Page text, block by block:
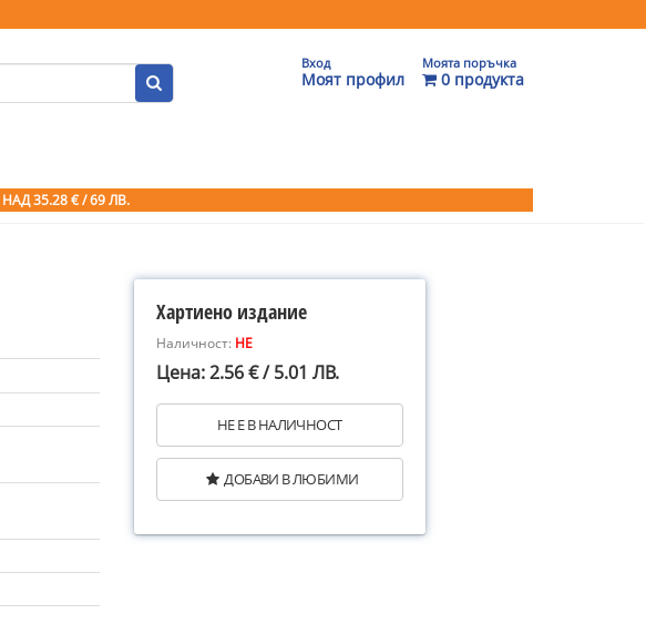
Вход
Моят профил
Моята поръчка
0 продукта
НАД 35.28 € / 69 ЛВ.
Хартиено издание
Наличност: НЕ
Цена: 2.56 € / 5.01 ЛВ.
НЕ Е В НАЛИЧНОСТ
ДОБАВИ В ЛЮБИМИ